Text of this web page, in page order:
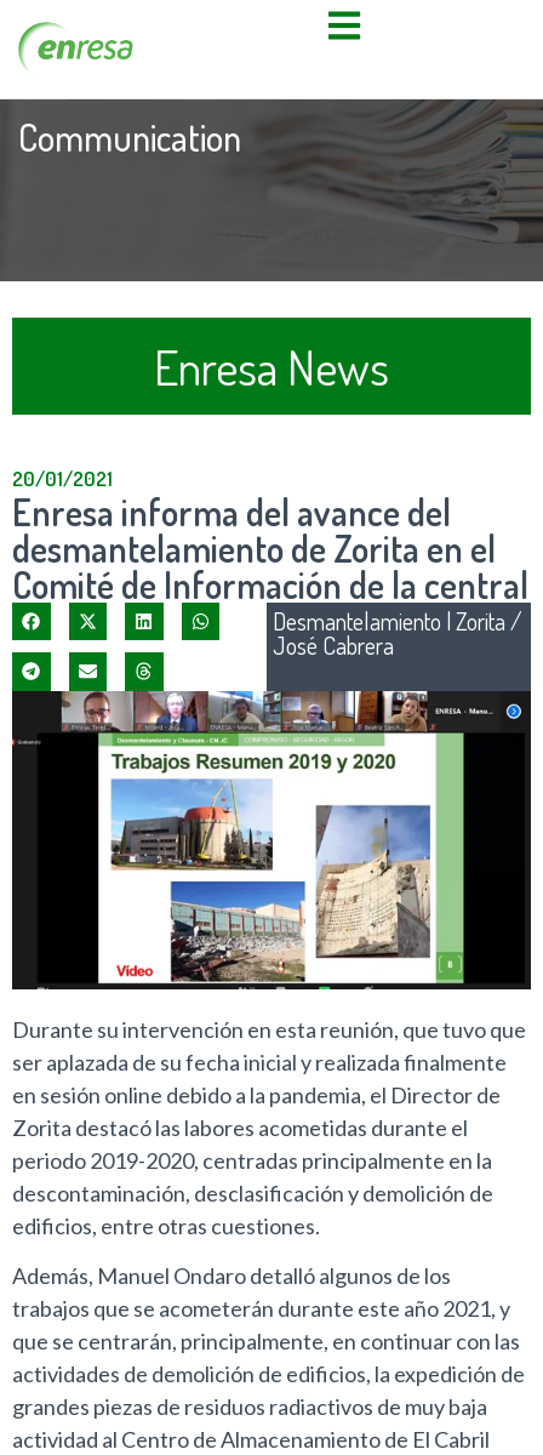
Communication
Enresa News
20/01/2021
Enresa informa del avance del
desmantelamiento de Zorita en el
Comité de Información de la central
Desmantelamiento |Zorita /
José Cabrera
Durante su intervención en esta reunión, que tuvo que
ser aplazada de su fecha inicial y realizada finalmente
en sesión online debido a la pandemia, el Director de
Zorita destacó las labores acometidas durante el
periodo 2019-2020, centradas principalmente en la
descontaminación, desclasificación y demolición de
edificios, entre otras cuestiones.
Además, Manuel Ondaro detalló algunos de los
trabajos que se acometerán durante este año 2021, y
que se centrarán, principalmente, en continuar con las
actividades de demolición de edificios, la expedición de
grandes piezas de residuos radiactivos de muy baja
actividad al Centro de Almacenamiento de El Cabril